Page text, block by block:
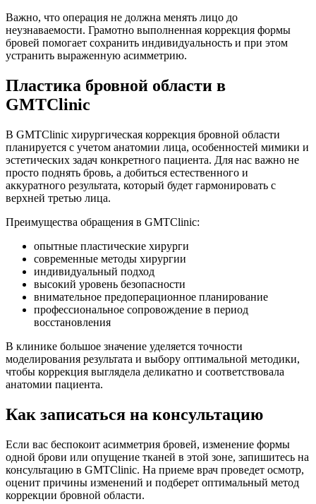
Важно, что операция не должна менять лицо до
неузнаваемости. Грамотно выполненная коррекция формы
бровей помогает сохранить индивидуальность и при этом
устранить выраженную асимметрию.
Пластика бровной области в
GMTClinic
В GMTClinic хирургическая коррекция бровной области
планируется с учетом анатомии лица, особенностей мимики и
эстетических задач конкретного пациента. Для нас важно не
просто поднять бровь, а добиться естественного и
аккуратного результата, который будет гармонировать с
верхней третью лица.
Преимущества обращения в GMTClinic:
опытные пластические хирурги
современные методы хирургии
индивидуальный подход
высокий уровень безопасности
внимательное предоперационное планирование
профессиональное сопровождение в период
восстановления
В клинике большое значение уделяется точности
моделирования результата и выбору оптимальной методики,
чтобы коррекция выглядела деликатно и соответствовала
анатомии пациента.
Как записаться на консультацию
Если вас беспокоит асимметрия бровей, изменение формы
одной брови или опущение тканей в этой зоне, запишитесь на
консультацию в GMTClinic. На приеме врач проведет осмотр,
оценит причины изменений и подберет оптимальный метод
коррекции бровной области.